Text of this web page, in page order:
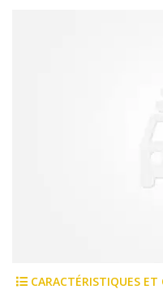
CARACTÉRISTIQUES